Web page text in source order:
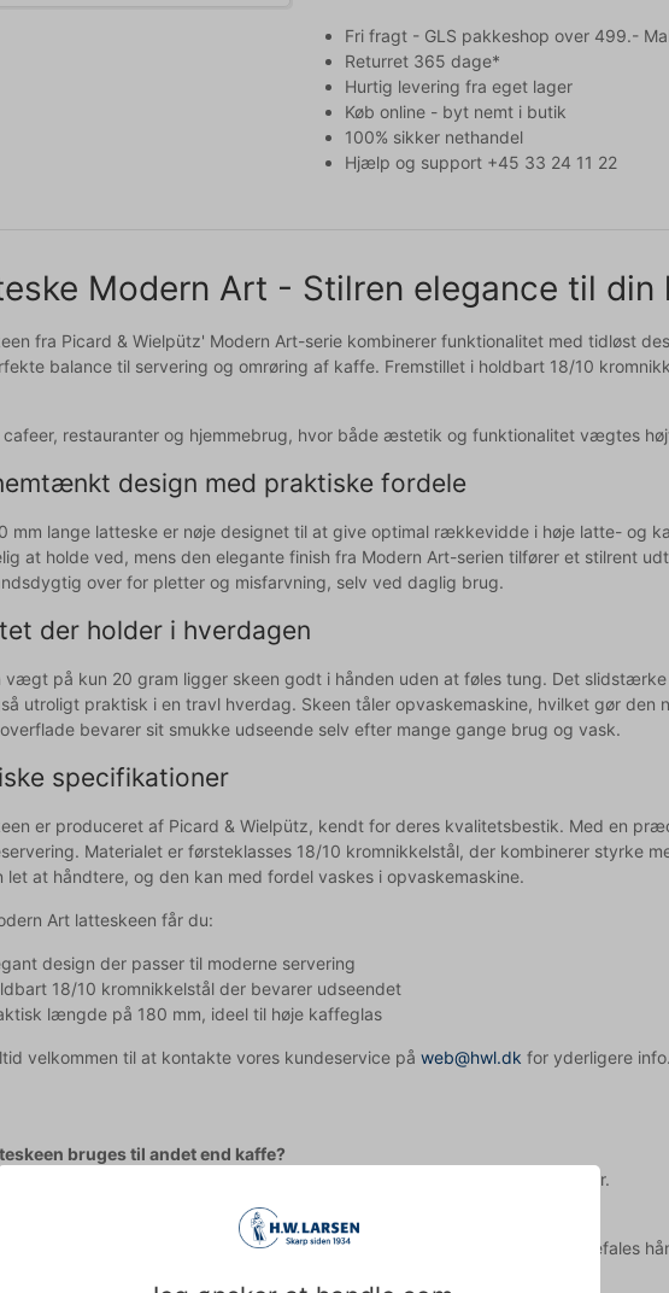
Fri fragt - GLS pakkeshop over 499.-
Returret 365 dage*
Hurtig levering fra eget lager
Køb online - byt nemt i butik
100% sikker nethandel
Hjælp og support +45 33 24 11 22
Modern Art - Stilren elegance til din
fra Picard & Wielpütz' Modern Art-serie kombinerer funktionalitet med tidløst
balance til servering og omrøring af kaffe. Fremstillet i holdbart 18/10
cafeer, restauranter og hjemmebrug, hvor både æstetik og funktionalitet vægtes
design med praktiske fordele
mm lange latteske er nøje designet til at give optimal rækkevidde i høje latte- og
at holde ved, mens den elegante finish fra Modern Art-serien tilfører et stilrent
over for pletter og misfarvning, selv ved daglig brug.
der holder i hverdagen
vægt på kun 20 gram ligger skeen godt i hånden uden at føles tung. Det
utroligt praktisk i en travl hverdag. Skeen tåler opvaskemaskine, hvilket gør den
bevarer sit smukke udseende selv efter mange gange brug og vask.
specifikationer
er produceret af Picard & Wielpütz, kendt for deres kvalitetsbestik. Med en
Materialet er førsteklasses 18/10 kromnikkelstål, der kombinerer styrke
let at håndtere, og den kan med fordel vaskes i opvaskemaskine.
Art latteskeen får du:
design der passer til moderne servering
18/10 kromnikkelstål der bevarer udseendet
længde på 180 mm, ideel til høje kaffeglas
velkommen til at kontakte vores kundeservice på web@hwl.dk for yderligere info.
bruges til andet end kaffe?
er velegnet til servering af diverse desserter, is og andre søde anretninger.
vedligeholder jeg bedst min latteske?
opvaskemaskine, men for at bevare den flotte finish længst muligt anbefales